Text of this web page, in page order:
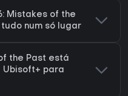
Mistakes of the
num só lugar
the Past está
Ubisoft+ para